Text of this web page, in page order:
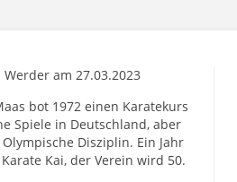
am 27.03.2023
bot 1972 einen Karatekurs
Spiele in Deutschland, aber
Disziplin. Ein Jahr
Kai, der Verein wird 50.